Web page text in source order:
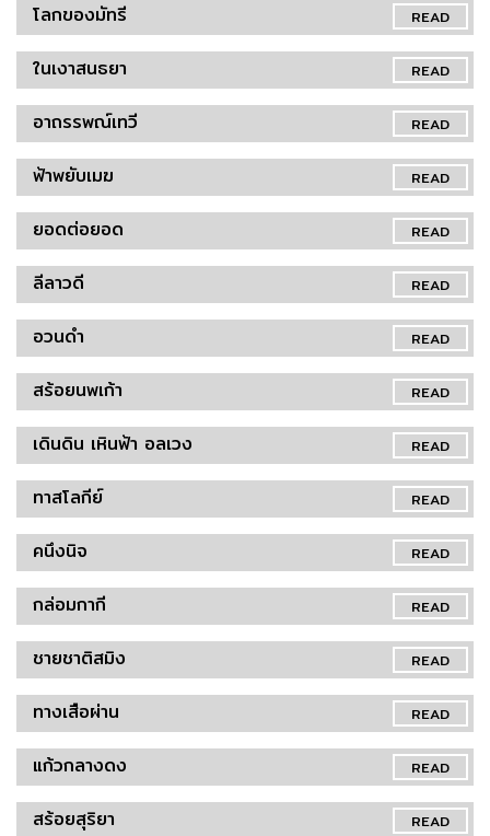
READ
โลกของมัทรี
READ
ในเงาสนธยา
READ
อาถรรพณ์เทวี
READ
ฟ้าพยับเมฆ
READ
ยอดต่อยอด
READ
ลีลาวดี
READ
อวนดำ
READ
สร้อยนพเก้า
READ
เดินดิน เหินฟ้า อลเวง
READ
ทาสโลกีย์
READ
คนึงนิจ
READ
กล่อมกากี
READ
ชายชาติสมิง
READ
ทางเสือผ่าน
READ
แก้วกลางดง
READ
สร้อยสุริยา